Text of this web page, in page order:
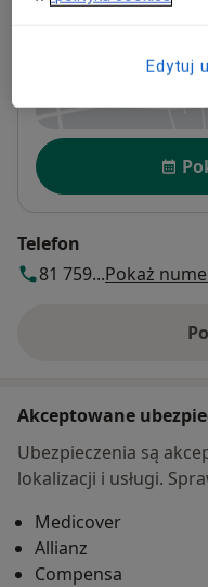
Dostępność
Telefon
81 759...Pokaż
Akceptowane
Ubezpieczenia są
lokalizacji i usługi.
Medicover
Allianz
Compensa
Edytuj